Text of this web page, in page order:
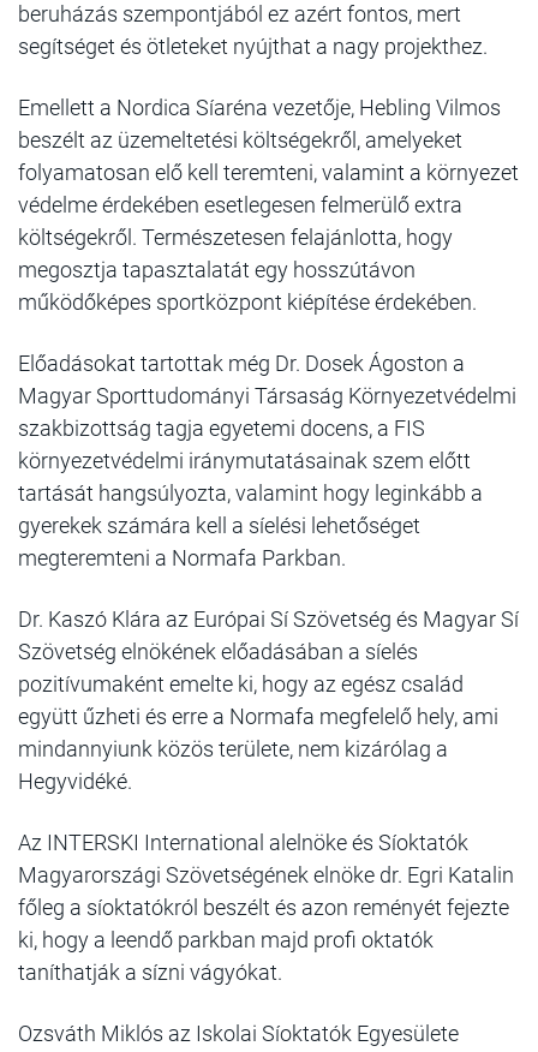
beruházás szempontjából ez azért fontos, mert
segítséget és ötleteket nyújthat a nagy projekthez.
Emellett a Nordica Síaréna vezetője, Hebling Vilmos
beszélt az üzemeltetési költségekről, amelyeket
folyamatosan elő kell teremteni, valamint a környezet
védelme érdekében esetlegesen felmerülő extra
költségekről. Természetesen felajánlotta, hogy
megosztja tapasztalatát egy hosszútávon
működőképes sportközpont kiépítése érdekében.
Előadásokat tartottak még Dr. Dosek Ágoston a
Magyar Sporttudományi Társaság Környezetvédelmi
szakbizottság tagja egyetemi docens, a FIS
környezetvédelmi iránymutatásainak szem előtt
tartását hangsúlyozta, valamint hogy leginkább a
gyerekek számára kell a síelési lehetőséget
megteremteni a Normafa Parkban.
Dr. Kaszó Klára az Európai Sí Szövetség és Magyar Sí
Szövetség elnökének előadásában a síelés
pozitívumaként emelte ki, hogy az egész család
együtt űzheti és erre a Normafa megfelelő hely, ami
mindannyiunk közös területe, nem kizárólag a
Hegyvidéké.
Az INTERSKI International alelnöke és Síoktatók
Magyarországi Szövetségének elnöke dr. Egri Katalin
főleg a síoktatókról beszélt és azon reményét fejezte
ki, hogy a leendő parkban majd profi oktatók
taníthatják a sízni vágyókat.
Ozsváth Miklós az Iskolai Síoktatók Egyesülete